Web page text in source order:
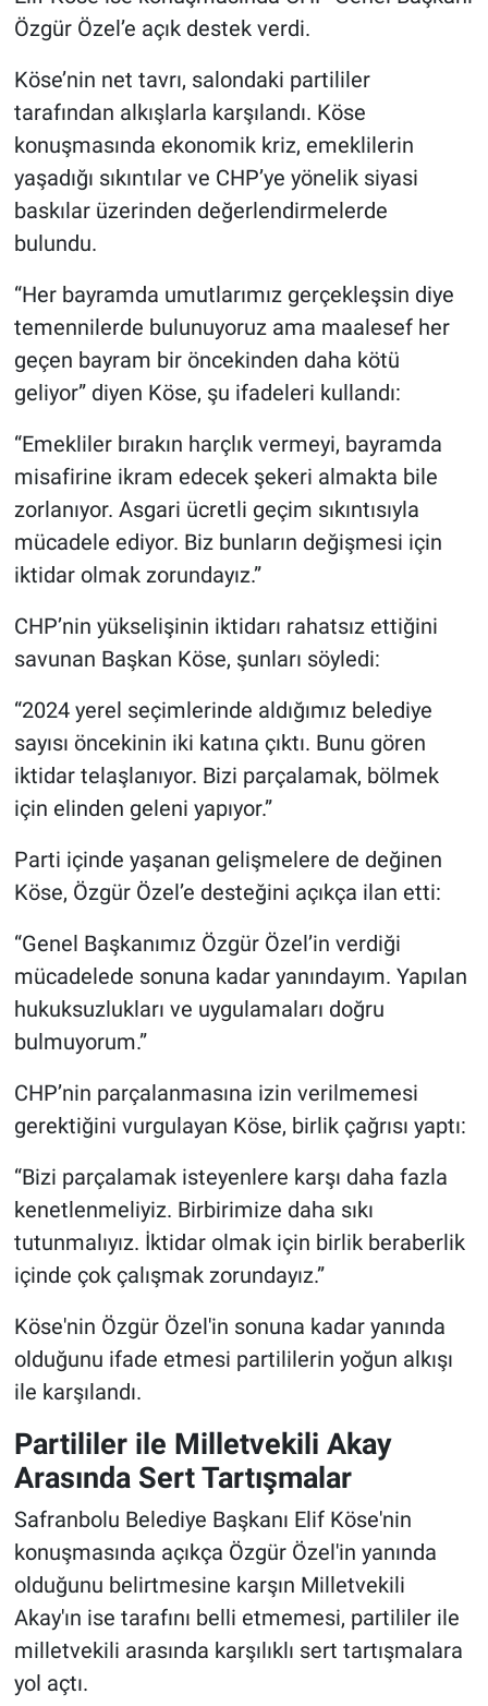
Özgür Özel’e açık destek verdi.
Köse’nin net tavrı, salondaki partililer
tarafından alkışlarla karşılandı. Köse
konuşmasında ekonomik kriz, emeklilerin
yaşadığı sıkıntılar ve CHP’ye yönelik siyasi
baskılar üzerinden değerlendirmelerde
bulundu.
“Her bayramda umutlarımız gerçekleşsin diye
temennilerde bulunuyoruz ama maalesef her
geçen bayram bir öncekinden daha kötü
geliyor” diyen Köse, şu ifadeleri kullandı:
“Emekliler bırakın harçlık vermeyi, bayramda
misafirine ikram edecek şekeri almakta bile
zorlanıyor. Asgari ücretli geçim sıkıntısıyla
mücadele ediyor. Biz bunların değişmesi için
iktidar olmak zorundayız.”
CHP’nin yükselişinin iktidarı rahatsız ettiğini
savunan Başkan Köse, şunları söyledi:
“2024 yerel seçimlerinde aldığımız belediye
sayısı öncekinin iki katına çıktı. Bunu gören
iktidar telaşlanıyor. Bizi parçalamak, bölmek
için elinden geleni yapıyor.”
Parti içinde yaşanan gelişmelere de değinen
Köse, Özgür Özel’e desteğini açıkça ilan etti:
“Genel Başkanımız Özgür Özel’in verdiği
mücadelede sonuna kadar yanındayım. Yapılan
hukuksuzlukları ve uygulamaları doğru
bulmuyorum.”
CHP’nin parçalanmasına izin verilmemesi
gerektiğini vurgulayan Köse, birlik çağrısı yaptı:
“Bizi parçalamak isteyenlere karşı daha fazla
kenetlenmeliyiz. Birbirimize daha sıkı
tutunmalıyız. İktidar olmak için birlik beraberlik
içinde çok çalışmak zorundayız.”
Köse'nin Özgür Özel'in sonuna kadar yanında
olduğunu ifade etmesi partililerin yoğun alkışı
ile karşılandı.
Partililer ile Milletvekili Akay
Arasında Sert Tartışmalar
Safranbolu Belediye Başkanı Elif Köse'nin
konuşmasında açıkça Özgür Özel'in yanında
olduğunu belirtmesine karşın Milletvekili
Akay'ın ise tarafını belli etmemesi, partililer ile
milletvekili arasında karşılıklı sert tartışmalara
yol açtı.